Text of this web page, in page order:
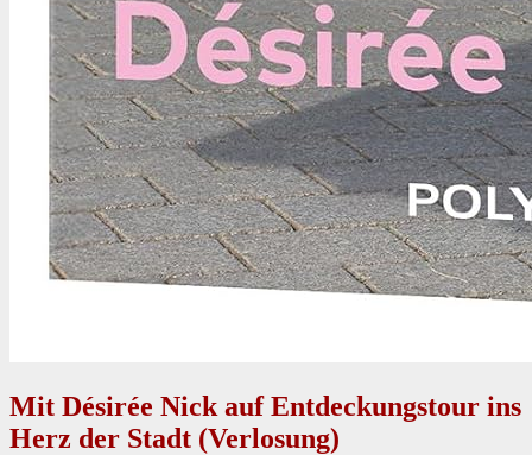
Mit Désirée Nick auf Entdeckungstour ins
Herz der Stadt (Verlosung)